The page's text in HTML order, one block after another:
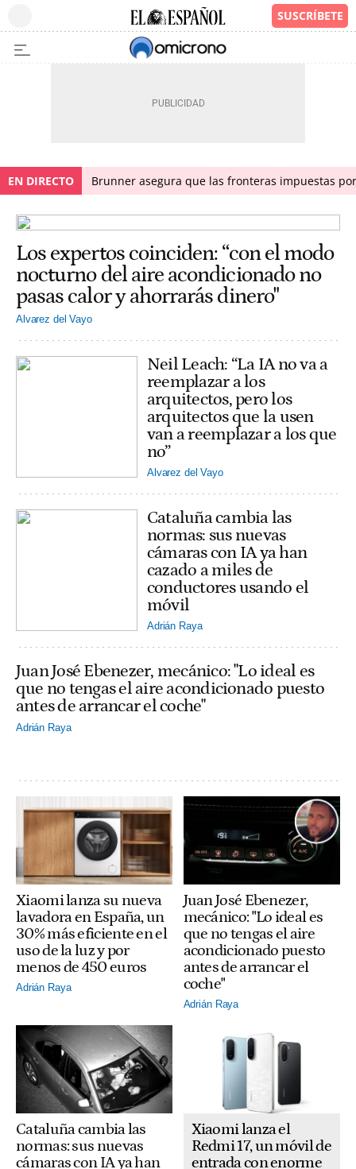
EN DIRECTO Brunner asegura que las fronteras impuestas
Los expertos coinciden: “con el modo
nocturno del aire acondicionado no
pasas calor y ahorrarás dinero"
Alvarez del Vayo
Neil Leach: “La IA no va a
reemplazar a los
arquitectos, pero los
arquitectos que la usen
van a reemplazar a los que
no”
Alvarez del Vayo
Cataluña cambia las
normas: sus nuevas
cámaras con IA ya han
cazado a miles de
conductores usando el
móvil
Adrián Raya
Juan José Ebenezer, mecánico: "Lo ideal es
que no tengas el aire acondicionado puesto
antes de arrancar el coche"
Adrián Raya
Xiaomi lanza su nueva
lavadora en España, un
30% más eficiente en el
uso de la luz y por
menos de 450 euros
Adrián Raya
Juan José Ebenezer,
mecánico: "Lo ideal es
que no tengas el aire
acondicionado puesto
antes de arrancar el
coche"
Adrián Raya
Cataluña cambia las
normas: sus nuevas
cámaras con IA ya han
Xiaomi lanza el
Redmi 17, un móvil de
entrada con enorme